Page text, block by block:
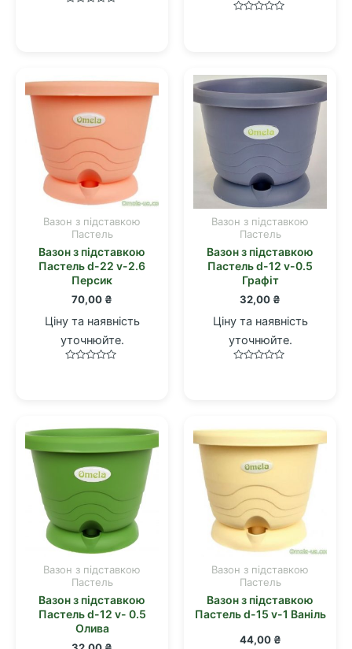
Вазон з підставкою
Пастель
Вазон з підставкою
Пастель d-22 v-2.6
Персик
70,00 ₴
Ціну та наявність
уточнюйте.
Вазон з підставкою
Пастель
Вазон з підставкою
Пастель d-12 v-0.5
Графіт
32,00 ₴
Ціну та наявність
уточнюйте.
Вазон з підставкою
Пастель
Вазон з підставкою
Пастель d-12 v- 0.5
Олива
Вазон з підставкою
Пастель
Вазон з підставкою
Пастель d-15 v-1 Ваніль
44,00 ₴